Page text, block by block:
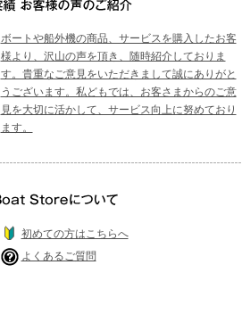
ボートや船外機の商品、サービスを購入したお客
様より、沢山の声を頂き、随時紹介しておりま
す。貴重なご意見をいただきまして誠にありがと
うございます。私どもでは、お客さまからのご意
見を大切に活かして、サービス向上に努めており
ます。
初めての方はこちらへ
よくあるご質問